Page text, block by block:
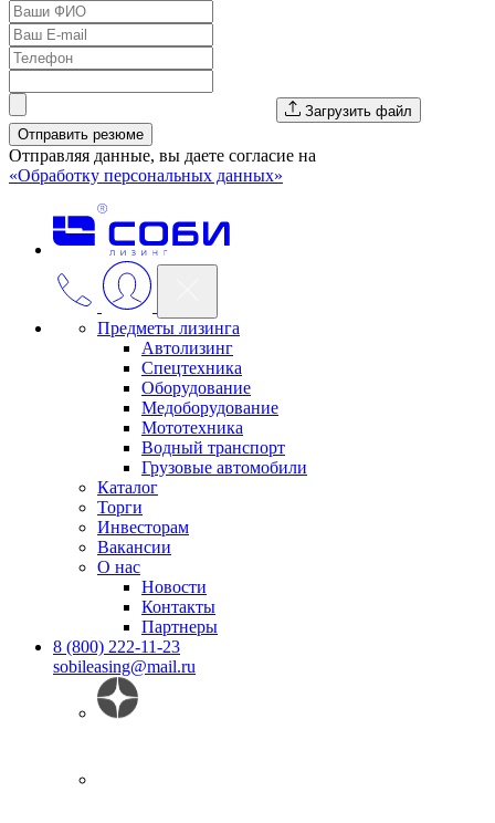
Загрузить файл
Отправить резюме
Отправляя данные, вы даете согласие на
«Обработку персональных данных»
Предметы лизинга
Автолизинг
Спецтехника
Оборудование
Медоборудование
Мототехника
Водный транспорт
Грузовые автомобили
Каталог
Торги
Инвесторам
Вакансии
О нас
Новости
Контакты
Партнеры
8 (800) 222-11-23
sobileasing@mail.ru